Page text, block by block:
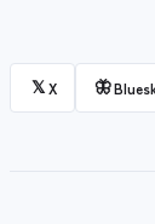
𝕏X 🦋